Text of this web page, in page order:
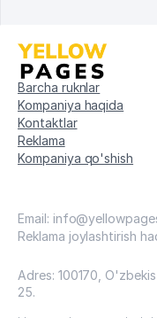
Barcha ruknlar
Kompaniya haqida
Kontaktlar
Reklama
Kompaniya qo'shish
Email:
Reklama joylashtirish
Adres: 100170,
25.